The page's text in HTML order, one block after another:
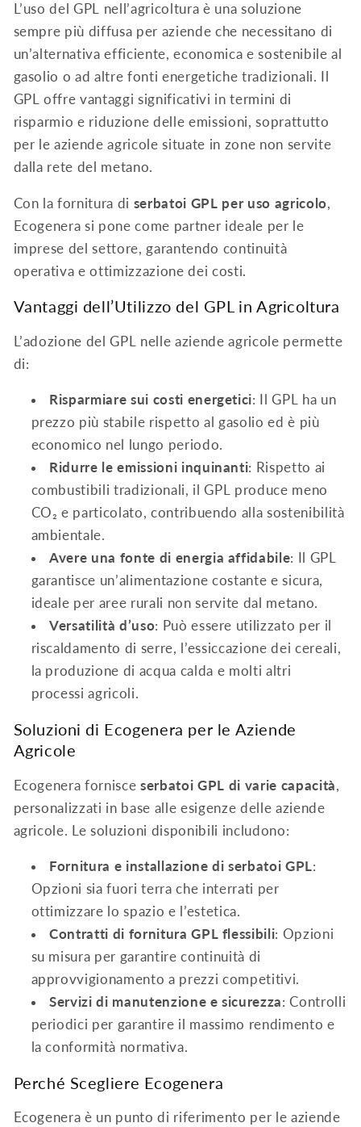
L’uso del GPL nell’agricoltura è una soluzione
sempre più diffusa per aziende che necessitano di
un’alternativa efficiente, economica e sostenibile al
gasolio o ad altre fonti energetiche tradizionali. Il
GPL offre vantaggi significativi in termini di
risparmio e riduzione delle emissioni, soprattutto
per le aziende agricole situate in zone non servite
dalla rete del metano.
Con la fornitura di serbatoi GPL per uso agricolo,
Ecogenera si pone come partner ideale per le
imprese del settore, garantendo continuità
operativa e ottimizzazione dei costi.
Vantaggi dell’Utilizzo del GPL in Agricoltura
L’adozione del GPL nelle aziende agricole permette
di:
Risparmiare sui costi energetici: Il GPL ha un
prezzo più stabile rispetto al gasolio ed è più
economico nel lungo periodo.
Ridurre le emissioni inquinanti: Rispetto ai
combustibili tradizionali, il GPL produce meno
CO₂ e particolato, contribuendo alla sostenibilità
ambientale.
Avere una fonte di energia affidabile: Il GPL
garantisce un’alimentazione costante e sicura,
ideale per aree rurali non servite dal metano.
Versatilità d’uso: Può essere utilizzato per il
riscaldamento di serre, l’essiccazione dei cereali,
la produzione di acqua calda e molti altri
processi agricoli.
Soluzioni di Ecogenera per le Aziende
Agricole
Ecogenera fornisceserbatoi GPL di varie capacità,
personalizzati in base alle esigenze delle aziende
agricole. Le soluzioni disponibili includono:
Fornitura e installazione di serbatoi GPL:
Opzioni sia fuori terra che interrati per
ottimizzare lo spazio e l’estetica.
Contratti di fornitura GPL flessibili: Opzioni
su misura per garantire continuità di
approvvigionamento a prezzi competitivi.
Servizi di manutenzione e sicurezza: Controlli
periodici per garantire il massimo rendimento e
la conformità normativa.
Perché Scegliere Ecogenera
Ecogenera è un punto di riferimento per le aziende